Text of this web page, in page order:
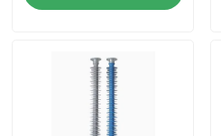
Produkte